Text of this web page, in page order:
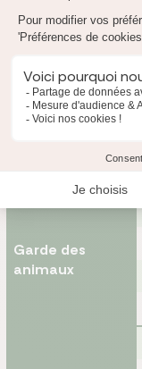
repas/médicaments
École à domicile
Garde des
animaux